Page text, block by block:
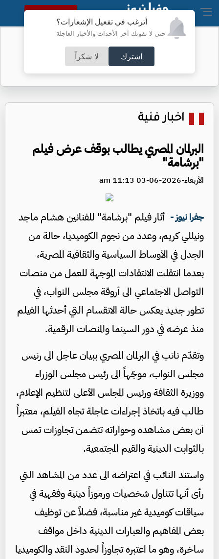
أترغب في تفعيل الإشعارات؟
حتى لا تفوتك آخر الأحداث والأخبار العاجلة
اشترك لا شكراً
النسخة الكاملة
المستقبل
اخبار فنية
البرلمان المصري يطالب بوقف عرض فيلم
"برشامة"
الأربعاء-2026-06-03 11:13 am
جفرا نيوز - أثار فيلم "برشامة" للفنانين هشام ماجد
ونيللي كريم، وعدد من نجوم الكوميديا، حالة من
الجدل في الأوساط السياسية والثقافية المصرية،
بعدما انتقلت الانتقادات الموجهة للعمل من منصات
التواصل الاجتماعي الى أروقة مجلس النواب، في
تطور جديد يعكس حالة الانقسام التي أحدثها الفيلم
منذ عرضه في دور السينما والمنصات الرقمية.
وتقدّم نائب في البرلمان المصري ببيان عاجل الى رئيس
مجلس النواب، موجّهاً الى رئيس مجلس الوزراء
ووزيرة الثقافة ورئيس المجلس الأعلى لتنظيم الإعلام،
طالب فيه باتخاذ إجراءات عاجلة تجاه الفيلم، معتبراً
أن بعض مشاهده وحواراته تتضمن تجاوزات تمس
بالثوابت الدينية والقيم المجتمعية.
واستند النائب في اعتراضه الى عدد من المشاهد التي
رأى أنها تتناول شخصيات ورموزاً دينية وفقهية في
سياقات كوميدية غير مناسبة، فضلاً عن توظيف
بعض المفاهيم والعبارات الدينية داخل مواقف
ساخرة، وهو ما اعتبره تجاوزاً لحدود النقد والكوميديا